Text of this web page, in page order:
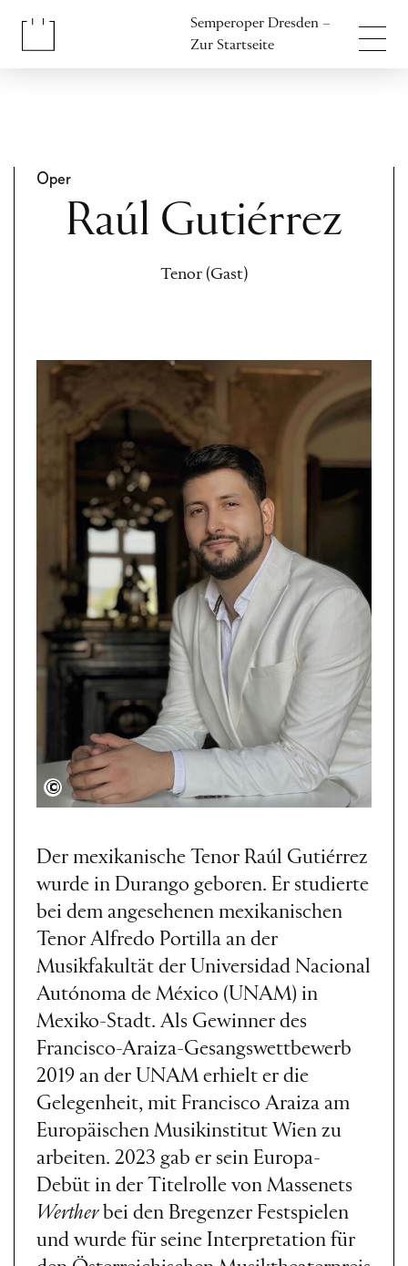
Semperoper Dresden –
Zur Startseite
Oper
Raúl Gutiérrez
Tenor (Gast)
Lusin Bakhshyan
Der mexikanische Tenor Raúl Gutiérrez
wurde in Durango geboren. Er studierte
bei dem angesehenen mexikanischen
Tenor Alfredo Portilla an der
Musikfakultät der Universidad Nacional
Autónoma de México (UNAM) in
Mexiko-Stadt. Als Gewinner des
Francisco-Araiza-Gesangswettbewerb
2019 an der UNAM erhielt er die
Gelegenheit, mit Francisco Araiza am
Europäischen Musikinstitut Wien zu
arbeiten. 2023 gab er sein Europa-
Debüt in der Titelrolle von Massenets
Wertherbei den Bregenzer Festspielen
und wurde für seine Interpretation für